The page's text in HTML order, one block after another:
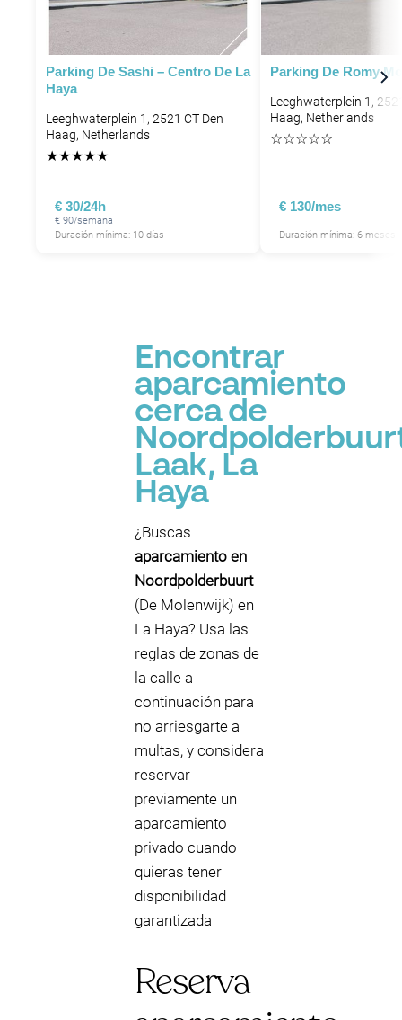
Parking De Sashi – Centro De La
Haya
Leeghwaterplein 1, 2521 CT Den
Haag, Netherlands
★★★★★
€ 30/24h
€ 90/semana
Duración mínima: 10 días
Parking De Romy
Leeghwaterplein 1,
Haag, Netherlands
☆☆☆☆☆
€ 130/mes
Duración mínima: 6 meses
Encontrar
aparcamiento
cerca de
Laak, La
Haya
¿Buscas
aparcamiento en
Noordpolderbuurt
(De Molenwijk) en
La Haya? Usa las
reglas de zonas de
la calle a
continuación para
no arriesgarte a
multas, y considera
reservar
previamente un
aparcamiento
privado cuando
quieras tener
disponibilidad
garantizada
Reserva